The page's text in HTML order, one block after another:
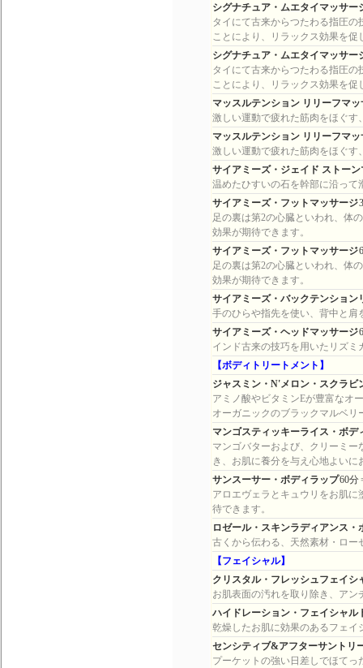
シグナチュア・ムエタイマッサー
タイにて古来からつたわる指圧
ことにより、リラックス効果を促
シグナチュア・ムエタイマッサー
タイにて古来からつたわる指圧
ことにより、リラックス効果を促
マッスルテンション リリーフマッ
激しい運動で疲れた筋肉をほぐ
マッスルテンション リリーフマッ
激しい運動で疲れた筋肉をほぐ
サイアミーズ・ジェイド ストー
温めたひすいの石を幹部に沿っ
サイアミーズ・フットマッサージ
足の裏は第2の心臓といわれ、体
効果が期待できます。
サイアミーズ・フットマッサージ
足の裏は第2の心臓といわれ、体
効果が期待できます。
サイアミーズ・バックテンション
手のひらや指先を使い、背中と肩
サイアミーズ・ヘッドマッサージ
インド古来の技巧を用いたリズ
【ボディトリートメント】
ジャスミン・N'メロン・スクラビ
アミノ酸やビタミンEが豊富なオ
オーガニックのブラックマルベ
マンゴスティッキーライス・ボデ
マンゴバターおよび、クリーミ
き、お肌に養分を与え心地よい
サンスーサー・ボディラップ60分
アロエヴェラとキュウリをお肌
待できます。
ロゼール・スキンラディアンス・
古くから伝わる、天然素材・ロ
【フェイシャル】
クリスタル・フレッシュフェイシ
お肌表面の汚れを取り除き、ア
ハイドレーション・フェイシャル
乾燥したお肌に効果のあるフェ
センシティブ&アフターサントリ
プーケットの強い日差しでほて